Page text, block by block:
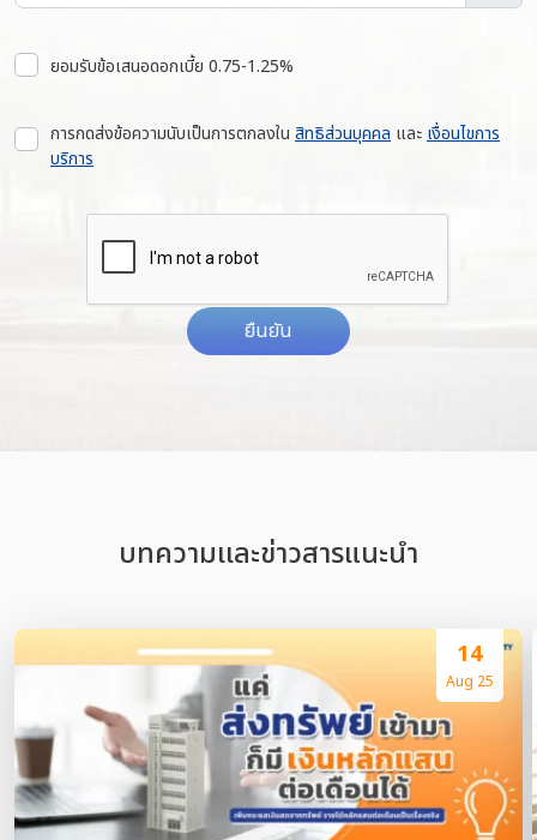
ยอมรับข้อเสนอดอกเบี้ย 0.75-1.25%
การกดส่งข้อความนับเป็นการตกลงใน สิทธิส่วนบุคคล และเงื่อนไขการ
บริการ
ยืนยัน
บทความเเละข่าวสารแนะนำ
14
Aug 25